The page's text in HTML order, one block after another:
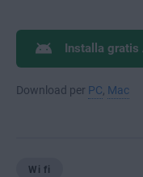
Installa gratis
Download per PC Mac
Wi fi